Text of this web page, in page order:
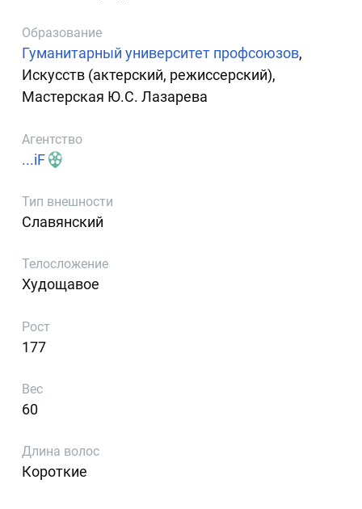
Образование
Гуманитарный университет профсоюзов,
Искусств (актерский, режиссерский),
Мастерская Ю.С. Лазарева
Агентство
...iF
Тип внешности
Славянский
Телосложение
Худощавое
Рост
177
Вес
60
Длина волос
Короткие